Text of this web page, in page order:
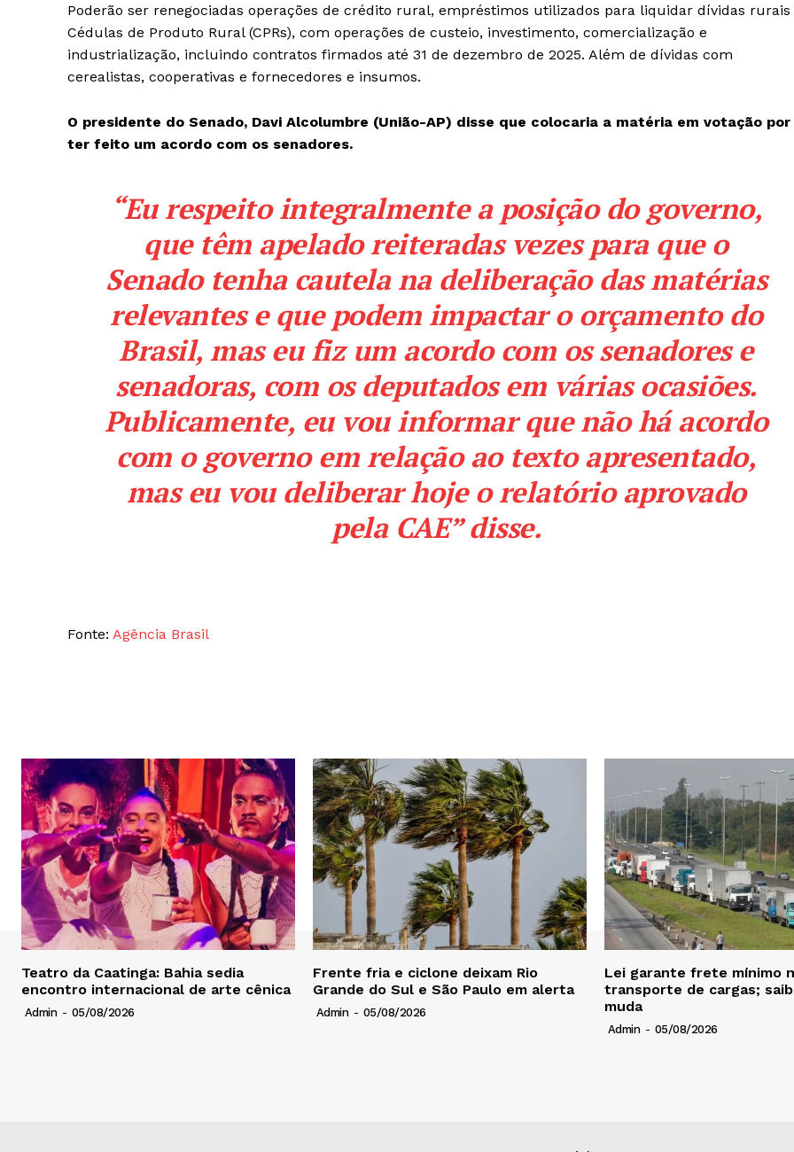
Poderão ser renegociadas operações de crédito rural, empréstimos utilizados para liquidar dívidas rurais
Cédulas de Produto Rural (CPRs), com operações de custeio, investimento, comercialização e
industrialização, incluindo contratos firmados até 31 de dezembro de 2025. Além de dívidas com
cerealistas, cooperativas e fornecedores e insumos.
O presidente do Senado, Davi Alcolumbre (União-AP) disse que colocaria a matéria em votação por
ter feito um acordo com os senadores.
“Eu respeito integralmente a posição do governo,
que têm apelado reiteradas vezes para que o
Senado tenha cautela na deliberação das matérias
relevantes e que podem impactar o orçamento do
Brasil, mas eu fiz um acordo com os senadores e
senadoras, com os deputados em várias ocasiões.
Publicamente, eu vou informar que não há acordo
com o governo em relação ao texto apresentado,
mas eu vou deliberar hoje o relatório aprovado
pela CAE” disse.
Fonte: Agência Brasil
Teatro da Caatinga: Bahia sedia
encontro internacional de arte cênica
Admin - 05/08/2026
Frente fria e ciclone deixam Rio
Grande do Sul e São Paulo em alerta
Admin - 05/08/2026
Lei garante frete mínimo
transporte de cargas;
muda
Admin - 05/08/2026